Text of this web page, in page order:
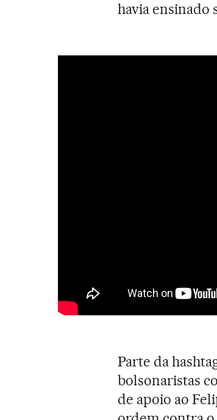
havia ensinado
Parte da
bolsonaristas
de apoio ao